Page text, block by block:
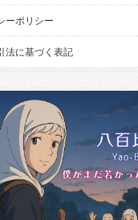
ーポリシー
法に基づく表記